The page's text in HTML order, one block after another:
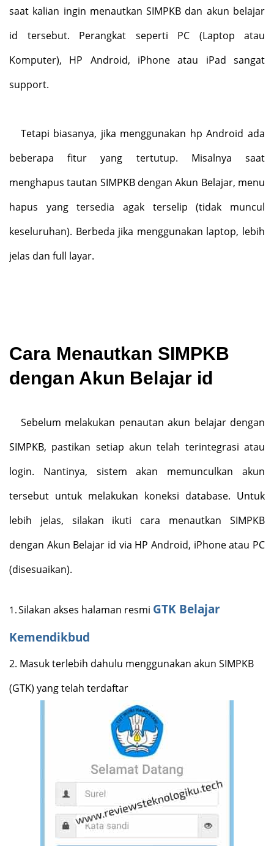
saat kalian ingin menautkan SIMPKB dan akun belajar
id tersebut. Perangkat seperti PC (Laptop atau
Komputer), HP Android, iPhone atau iPad sangat
support.
Tetapi biasanya, jika menggunakan hp Android ada
beberapa fitur yang tertutup. Misalnya saat
menghapus tautan SIMPKB dengan Akun Belajar, menu
hapus yang tersedia agak terselip (tidak muncul
keseluruhan). Berbeda jika menggunakan laptop, lebih
jelas dan full layar.
Cara Menautkan SIMPKB
dengan Akun Belajar id
Sebelum melakukan penautan akun belajar dengan
SIMPKB, pastikan setiap akun telah terintegrasi atau
login. Nantinya, sistem akan memunculkan akun
tersebut untuk melakukan koneksi database. Untuk
lebih jelas, silakan ikuti cara menautkan SIMPKB
dengan Akun Belajar id via HP Android, iPhone atau PC
(disesuaikan).
1.Silakan akses halaman resmi GTK Belajar
Kemendikbud
2. Masuk terlebih dahulu menggunakan akun SIMPKB
(GTK) yang telah terdaftar